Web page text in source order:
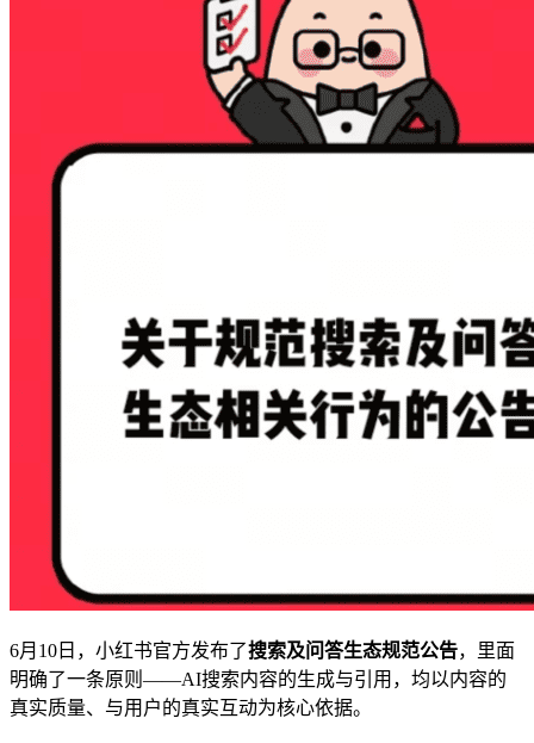
6月10日，小红书官方发布了搜索及问答生态规范公告，里面
明确了一条原则——AI搜索内容的生成与引用，均以内容的
真实质量、与用户的真实互动为核心依据。